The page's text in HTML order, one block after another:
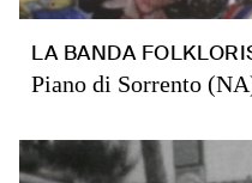
LA BANDA
Piano di Sorrento